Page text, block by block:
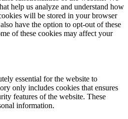
help us analyze and understand how
will be stored in your browser
have the option to opt-out of these
of these cookies may affect your
essential for the website to
only includes cookies that ensures
features of the website. These
information.